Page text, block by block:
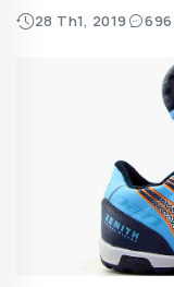
28 Th1, 2019